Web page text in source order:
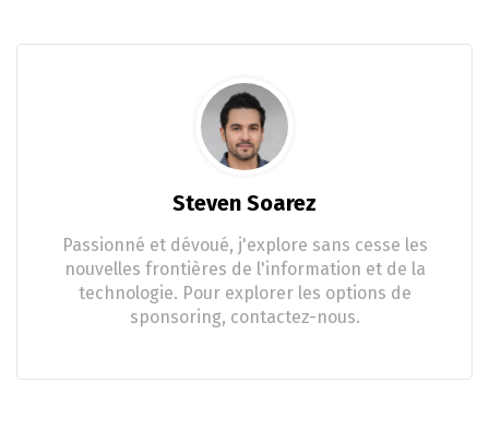
Steven Soarez
Passionné et dévoué, j'explore sans cesse les
nouvelles frontières de l'information et de la
technologie. Pour explorer les options de
sponsoring, contactez-nous.